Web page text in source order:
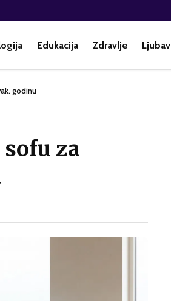
Edukacija Zdravlje Ljubav
godinu
za